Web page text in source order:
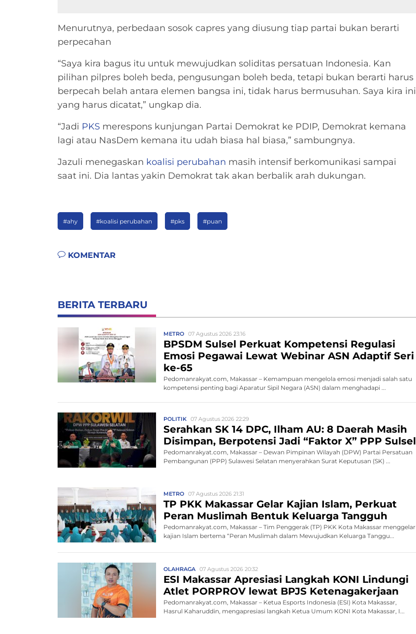
Menurutnya, perbedaan sosok capres yang diusung tiap partai bukan berarti
perpecahan
“Saya kira bagus itu untuk mewujudkan soliditas persatuan Indonesia. Kan
pilihan pilpres boleh beda, pengusungan boleh beda, tetapi bukan berarti harus
berpecah belah antara elemen bangsa ini, tidak harus bermusuhan. Saya kira ini
yang harus dicatat,” ungkap dia.
“Jadi PKS merespons kunjungan Partai Demokrat ke PDIP, Demokrat kemana
lagi atau NasDem kemana itu udah biasa hal biasa,” sambungnya.
Jazuli menegaskan koalisi perubahan masih intensif berkomunikasi sampai
saat ini. Dia lantas yakin Demokrat tak akan berbalik arah dukungan.
#ahy #koalisi perubahan #pks #puan
KOMENTAR
BERITA TERBARU
METRO 07 Agustus 2026 23:16
BPSDM Sulsel Perkuat Kompetensi Regulasi
Emosi Pegawai Lewat Webinar ASN Adaptif Seri
ke-65
Pedomanrakyat.com, Makassar – Kemampuan mengelola emosi menjadi salah satu
kompetensi penting bagi Aparatur Sipil Negara (ASN) dalam menghadapi ...
POLITIK 07 Agustus 2026 22:29
Serahkan SK 14 DPC, Ilham AU: 8 Daerah Masih
Disimpan, Berpotensi Jadi “Faktor X” PPP Sulsel
Pedomanrakyat.com, Makassar – Dewan Pimpinan Wilayah (DPW) Partai Persatuan
Pembangunan (PPP) Sulawesi Selatan menyerahkan Surat Keputusan (SK) ...
METRO 07 Agustus 2026 21:31
TP PKK Makassar Gelar Kajian Islam, Perkuat
Peran Muslimah Bentuk Keluarga Tangguh
Pedomanrakyat.com, Makassar – Tim Penggerak (TP) PKK Kota Makassar menggelar
kajian Islam bertema “Peran Muslimah dalam Mewujudkan Keluarga Tanggu...
OLAHRAGA 07 Agustus 2026 20:32
ESI Makassar Apresiasi Langkah KONI Lindungi
Atlet PORPROV lewat BPJS Ketenagakerjaan
Pedomanrakyat.com, Makassar – Ketua Esports Indonesia (ESI) Kota Makassar,
Hasrul Kaharuddin, mengapresiasi langkah Ketua Umum KONI Kota Makassar, I...